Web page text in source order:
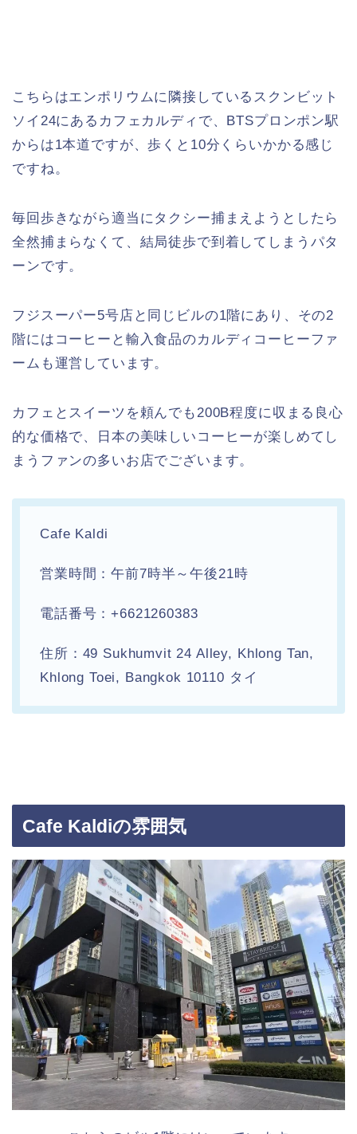
こちらはエンポリウムに隣接しているスクンビット
ソイ24にあるカフェカルディで、BTSプロンポン駅
からは1本道ですが、歩くと10分くらいかかる感じ
ですね。
毎回歩きながら適当にタクシー捕まえようとしたら
全然捕まらなくて、結局徒歩で到着してしまうパタ
ーンです。
フジスーパー5号店と同じビルの1階にあり、その2
階にはコーヒーと輸入食品のカルディコーヒーファ
ームも運営しています。
カフェとスイーツを頼んでも200B程度に収まる良心
的な価格で、日本の美味しいコーヒーが楽しめてし
まうファンの多いお店でございます。
Cafe Kaldi
営業時間：午前7時半～午後21時
電話番号：+6621260383
住所：49 Sukhumvit 24 Alley, Khlong Tan,
Khlong Toei, Bangkok 10110 タイ
Cafe Kaldiの雰囲気